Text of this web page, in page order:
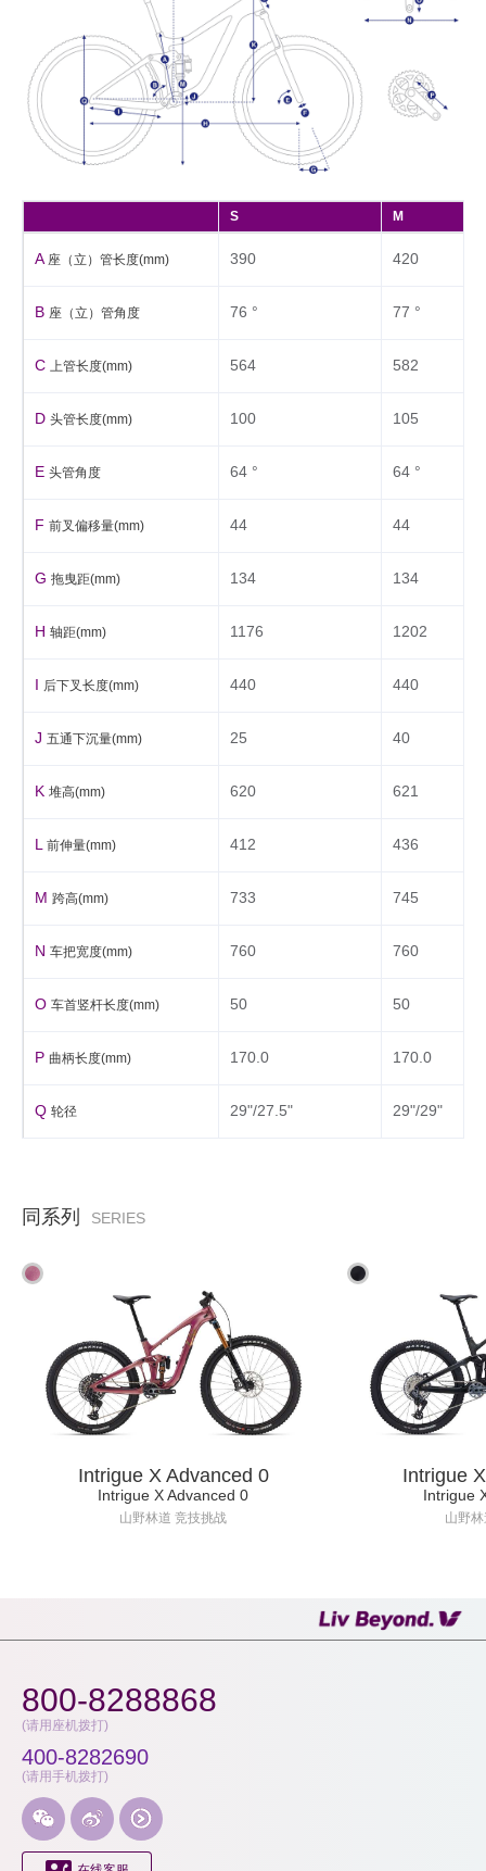
S M
A 座（立）管长度(mm) 390 420
B 座（立）管角度 76 ° 77 °
C 上管长度(mm) 564 582
D 头管长度(mm) 100 105
E 头管角度 64 ° 64 °
F 前叉偏移量(mm) 44 44
G 拖曳距(mm) 134 134
H 轴距(mm) 1176 1202
I 后下叉长度(mm) 440 440
J 五通下沉量(mm) 25 40
K 堆高(mm) 620 621
L 前伸量(mm) 412 436
M 跨高(mm) 733 745
N 车把宽度(mm) 760 760
O 车首竖杆长度(mm) 50 50
P 曲柄长度(mm) 170.0 170.0
Q 轮径 29"/27.5" 29"/29"
同系列 SERIES
Intrigue X Advanced 0
Intrigue X Advanced 0
山野林道 竞技挑战
Intrigue
Intrigue
山野
800-8288868
(请用座机拨打)
400-8282690
(请用手机拨打)
  